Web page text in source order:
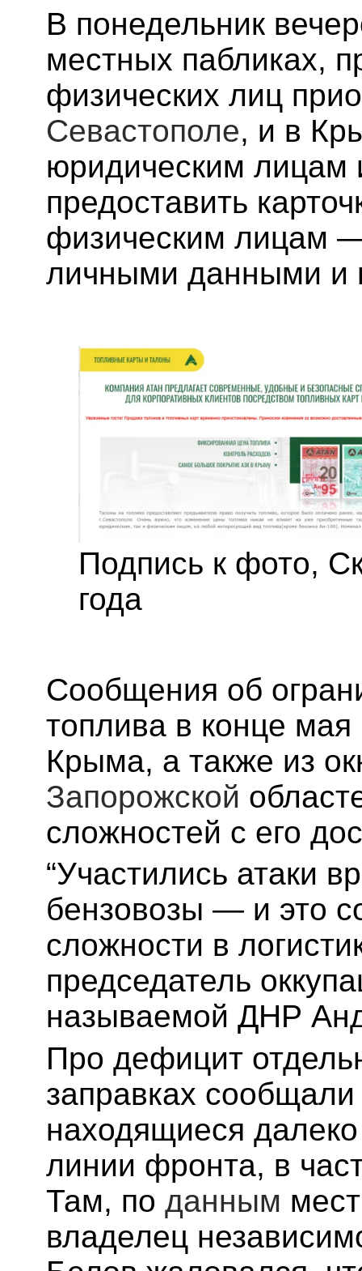
В понедельник
местных пабликах,
физических лиц
Севастополе, и в
юридическим
предоставить
физическим лицам
личными данными и
Подпись к фото,
года
Сообщения об
топлива в конце мая
Крыма, а также из
Запорожской
сложностей с его
“Участились атаки
бензовозы — и это
сложности в
председатель
называемой ДНР
Про дефицит
заправках
находящиеся
линии фронта, в
Там, по данным
владелец